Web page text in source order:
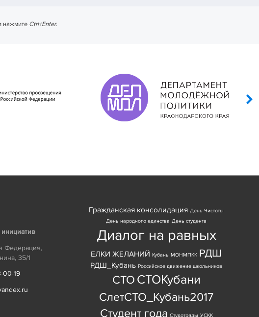
нажмите Ctrl+Enter.
Федерация,
35/1
00-19
Гражданская консолидация День Чистоты
День народного единства День студента
Диалог на равных
ЕЛКИ ЖЕЛАНИЙ Кубань МОНМПКК РДШ
РДШ_Кубань Российское движение школьников
СТО СТОКубани
СлетСТО_Кубань2017
Студент года Студотряды УСКК